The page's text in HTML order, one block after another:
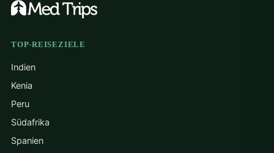
TOP-REISEZIELE
Indien
Kenia
Peru
Südafrika
Spanien